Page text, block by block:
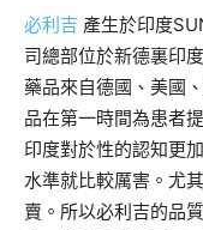
必利吉 產生於印度
司總部位於新德裏印
藥品來自德國、美國
品在第一時間為患者
印度對於性的認知更
水準就比較厲害。尤
賣。所以必利吉的品